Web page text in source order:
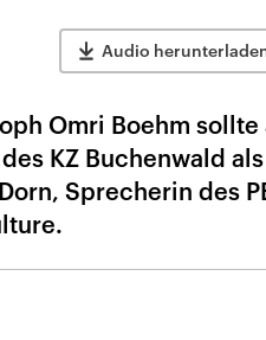
Audio
Omri Boehm
KZ Buchenwald
Sprecherin des